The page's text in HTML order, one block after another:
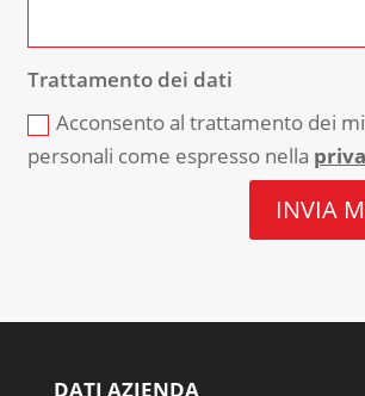
Trattamento dei dati
Acconsento al trattamento dei
personali come espresso nella
INVIA
DATI AZIENDA